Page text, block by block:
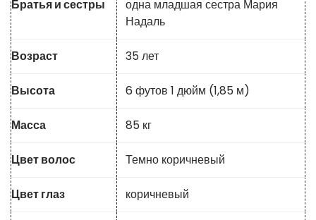
Братья и сестры
одна младшая сестра Мария
Надаль
Возраст 35 лет
Высота 6 футов 1 дюйм (1,85 м)
Масса 85 кг
Цвет волос Темно коричневый
Цвет глаз коричневый